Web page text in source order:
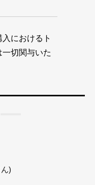
におけるト
切関与いた
)